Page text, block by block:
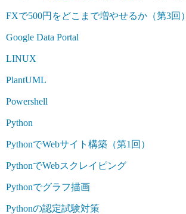
FXで500円をどこまで増やせるか（第3回）
Google Data Portal
LINUX
PlantUML
Powershell
Python
PythonでWebサイト構築（第1回）
PythonでWebスクレイピング
Pythonでグラフ描画
Pythonの認定試験対策